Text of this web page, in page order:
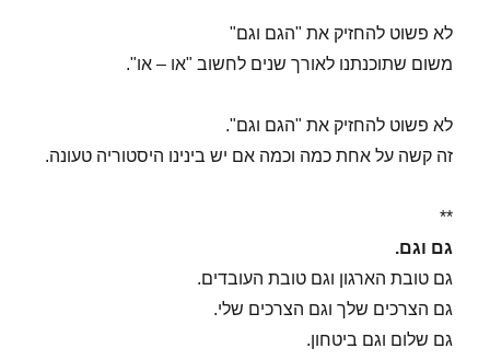
לא פשוט להחזיק את "הגם וגם"
משום שתוכנתנו לאורך שנים לחשוב "או – או".
לא פשוט להחזיק את "הגם וגם".
זה קשה על אחת כמה וכמה אם יש בינינו היסטוריה טעונה.
**
גם וגם.
גם טובת הארגון וגם טובת העובדים.
גם הצרכים שלך וגם הצרכים שלי.
גם שלום וגם ביטחון.